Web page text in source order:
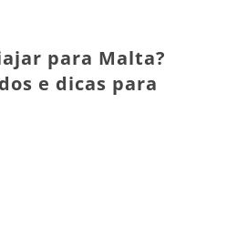
para Malta?
e dicas para